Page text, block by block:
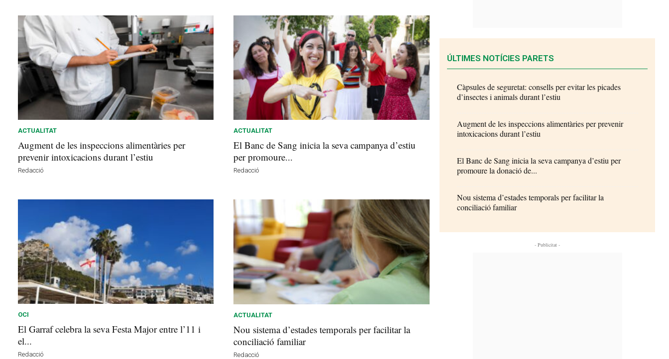
ACTUALITAT
Augment de les inspeccions alimentàries per
prevenir intoxicacions durant l’estiu
Redacció
ACTUALITAT
El Banc de Sang inicia la seva campanya d’estiu
per promoure...
Redacció
OCI
El Garraf celebra la seva Festa Major entre l’11 i
el...
Redacció
ACTUALITAT
Nou sistema d’estades temporals per facilitar la
conciliació familiar
Redacció
ÚLTIMES NOTÍCIES PARETS
Càpsules de seguretat: consells per evitar les picades
d’insectes i animals durant l’estiu
Augment de les inspeccions alimentàries per prevenir
intoxicacions durant l’estiu
El Banc de Sang inicia la seva campanya d’estiu per
promoure la donació de...
Nou sistema d’estades temporals per facilitar la
conciliació familiar
- Publicitat -